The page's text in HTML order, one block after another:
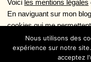
Voici les mentions légales
En naviguant sur mon
cookies qui me
vous permettent aussi
l'utilisation des boutons
l'utilisation des cookies
Nous utilisons des
expérience sur notre
acceptez